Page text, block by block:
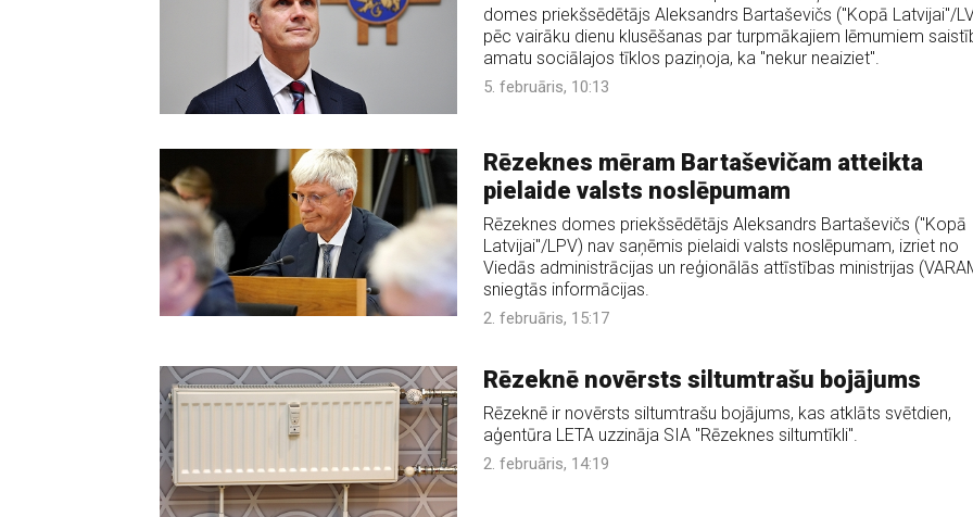
domes priekšsēdētājs Aleksandrs Bartaševičs ("Kopā Latvijai"/
pēc vairāku dienu klusēšanas par turpmākajiem lēmumiem
amatu sociālajos tīklos paziņoja, ka "nekur neaiziet".
5. februāris, 10:13
Rēzeknes mēram Bartaševičam atteikta
pielaide valsts noslēpumam
Rēzeknes domes priekšsēdētājs Aleksandrs Bartaševičs ("Kopā
Latvijai"/LPV) nav saņēmis pielaidi valsts noslēpumam, izriet no
Viedās administrācijas un reģionālās attīstības ministrijas
sniegtās informācijas.
2. februāris, 15:17
Rēzeknē novērsts siltumtrašu bojājums
Rēzeknē ir novērsts siltumtrašu bojājums, kas atklāts svētdien,
aģentūra LETA uzzināja SIA "Rēzeknes siltumtīkli".
2. februāris, 14:19